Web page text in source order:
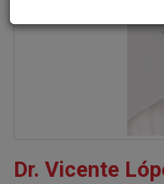
Dr. Vicente